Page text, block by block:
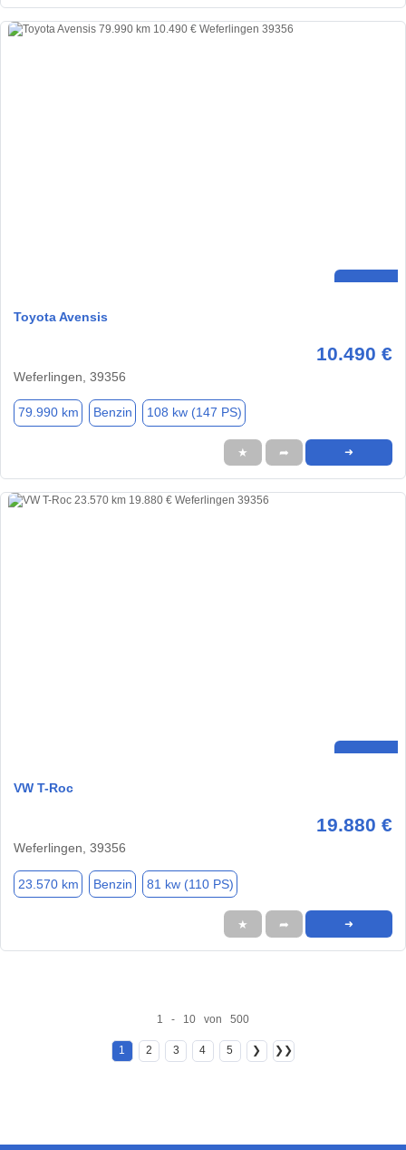
Toyota Avensis
10.490 €
Weferlingen, 39356
79.990 km Benzin 108 kw (147 PS)
★ ➦ ➜
VW T-Roc
19.880 €
Weferlingen, 39356
23.570 km Benzin 81 kw (110 PS)
★ ➦ ➜
1 - 10 von 500
1 2 3 4 5 ❯ ❯❯